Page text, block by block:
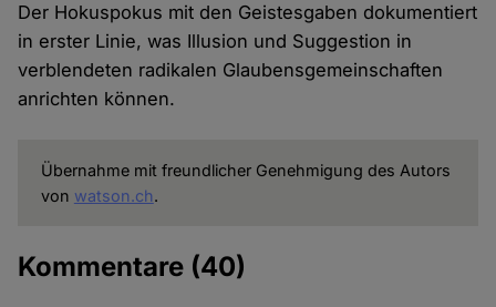
Der Hokuspokus mit den Geistesgaben dokumentiert
in erster Linie, was Illusion und Suggestion in
verblendeten radikalen Glaubensgemeinschaften
anrichten können.
Übernahme mit freundlicher Genehmigung des Autors
von watson.ch.
Kommentare (40)